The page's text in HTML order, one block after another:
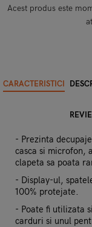
Acest produs este
CARACTERISTICI
- Prezinta
casca si microfon,
clapeta sa poata
- Display-ul,
100% protejate.
- Poate fi utilizata
carduri si unul